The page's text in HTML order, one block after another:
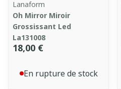
Lanaform
Oh Mirror Miroir
Grossissant Led
La131008
18,00 €
En rupture de stock